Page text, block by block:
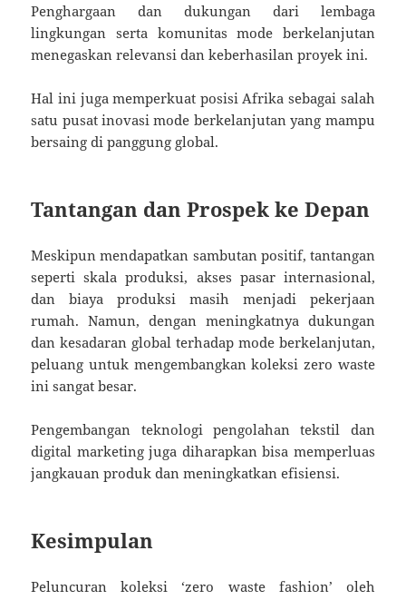
Penghargaan dan dukungan dari lembaga
lingkungan serta komunitas mode berkelanjutan
menegaskan relevansi dan keberhasilan proyek ini.
Hal ini juga memperkuat posisi Afrika sebagai salah
satu pusat inovasi mode berkelanjutan yang mampu
bersaing di panggung global.
Tantangan dan Prospek ke Depan
Meskipun mendapatkan sambutan positif, tantangan
seperti skala produksi, akses pasar internasional,
dan biaya produksi masih menjadi pekerjaan
rumah. Namun, dengan meningkatnya dukungan
dan kesadaran global terhadap mode berkelanjutan,
peluang untuk mengembangkan koleksi zero waste
ini sangat besar.
Pengembangan teknologi pengolahan tekstil dan
digital marketing juga diharapkan bisa memperluas
jangkauan produk dan meningkatkan efisiensi.
Kesimpulan
Peluncuran koleksi ‘zero waste fashion’ oleh